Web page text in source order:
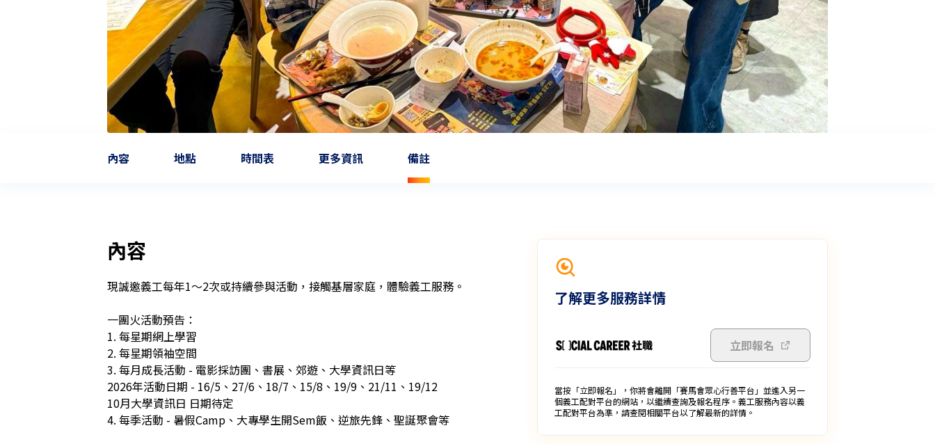
內容 地點 時間表 更多資訊 備註
內容
現誠邀義工每年1～2次或持續參與活動，接觸基層家庭，體驗義工服務。
一團火活動預告：
1. 每星期網上學習
2. 每星期領袖空間
3. 每月成長活動 - 電影採訪團、書展、郊遊、大學資訊日等
2026年活動日期 - 16/5、27/6、18/7、15/8、19/9、21/11、19/12
10月大學資訊日 日期待定
4. 每季活動 - 暑假Camp、大專學生開Sem飯、逆旅先鋒、聖誕聚會等
了解更多服務詳情
立即報名
當按「立即報名」，你將會離開「賽馬會眾心行善平台」並進入另一
個義工配對平台的網站，以繼續查詢及報名程序。義工服務內容以義
工配對平台為準，請查閱相關平台以了解最新的詳情。